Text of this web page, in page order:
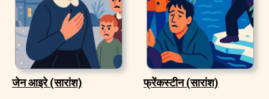
जेन आइरे (सारांश) फ्रेंकस्टीन (सारांश)